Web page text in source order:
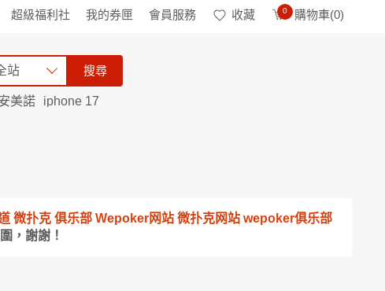
超級福利社 我的券匣 會員服務 收藏 0 購物車(0)
站 搜尋
美諾
iphone 17
微扑克 俱乐部 Wepoker网站 微扑克网站 wepoker俱乐部
，謝謝！